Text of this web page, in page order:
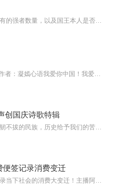
创国庆诗歌特辑
便签记录消费变迁